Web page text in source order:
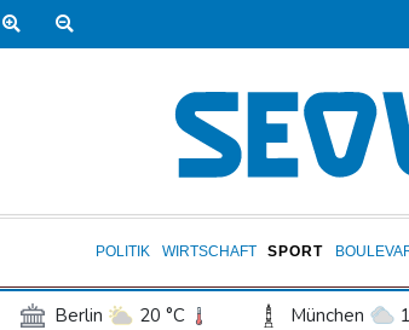
POLITIK WIRTSCHAFT SPORT
Berlin 20 °C München